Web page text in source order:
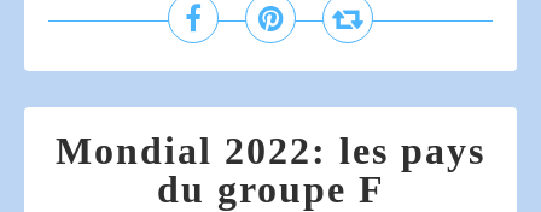
Mondial 2022: les pays
du groupe F